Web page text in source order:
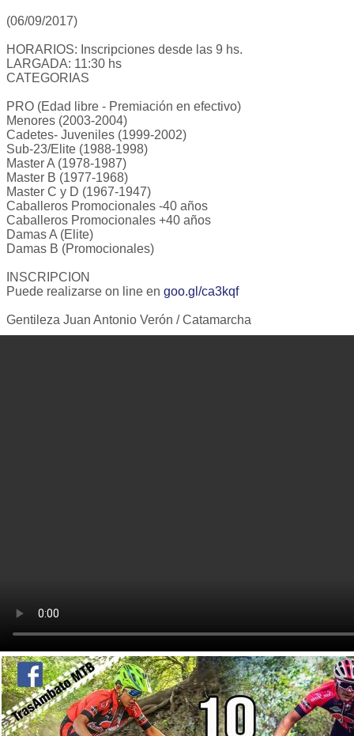
(06/09/2017)
HORARIOS: Inscripciones desde las 9 hs.
LARGADA: 11:30 hs
CATEGORIAS
PRO (Edad libre - Premiación en efectivo)
Menores (2003-2004)
Cadetes- Juveniles (1999-2002)
Sub-23/Elite (1988-1998)
Master A (1978-1987)
Master B (1977-1968)
Master C y D (1967-1947)
Caballeros Promocionales -40 años
Caballeros Promocionales +40 años
Damas A (Elite)
Damas B (Promocionales)
INSCRIPCION
Puede realizarse on line en goo.gl/ca3kqf
Gentileza Juan Antonio Verón / Catamarcha